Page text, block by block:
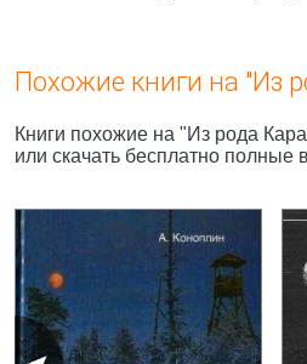
Похожие книги на "Из
Книги похожие на "Из рода
или скачать бесплатно полные